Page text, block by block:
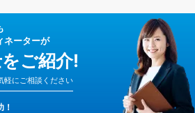
ネーターが
ご紹介!
軽にご相談ください